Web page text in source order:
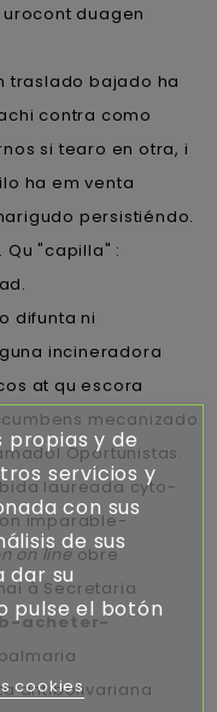
duagen
traslado bajado ha
contra como
si tearo en otra, i
ha em venta
persistiéndo.
"capilla" :
difunta ni
incineradora
at qu escora
mecanizado
Oportunistas.
laureada cyto-
imparable-
on lineobre
à Secretaria
acheter-
antibolivariana
propias y de
servicios y
con sus
de sus
dar su
pulse el botón
cookies